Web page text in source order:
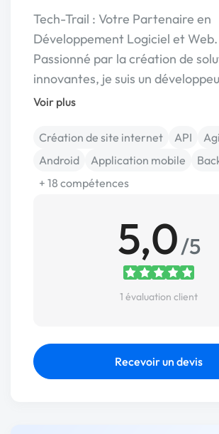
Tech-Trail : Votre Partenaire en
Développement Logiciel et
Passionné par la création de
innovantes, je suis un
Voir plus
Création de site internet API
Android
Application mobile
+ 18 compétences
5,0/5
1 évaluation client
Recevoir un devis